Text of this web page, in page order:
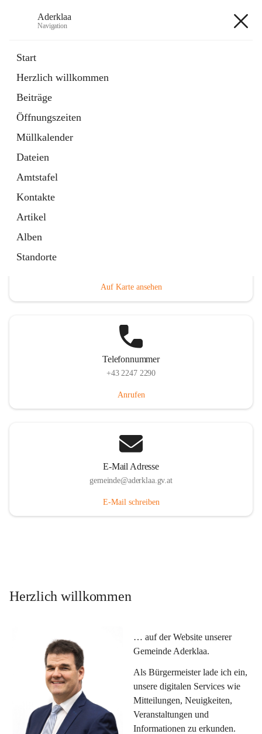
Aderklaa
Navigation
Start
Herzlich willkommen
Beiträge
Öffnungszeiten
Müllkalender
Dateien
Amtstafel
Kontakte
Artikel
Alben
Standorte
6 Schnellzugriffe
Gemeinde
3 Schnellzugriffe
Auf Karte ansehen
Telefonnummer
+43 2247 2290
Anrufen
E-Mail Adresse
gemeinde@aderklaa.gv.at
E-Mail schreiben
Herzlich willkommen
… auf der Website unserer
Gemeinde Aderklaa.
Als Bürgermeister lade ich ein,
unsere digitalen Services wie
Mitteilungen, Neuigkeiten,
Veranstaltungen und
Informationen zu erkunden.